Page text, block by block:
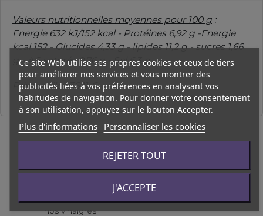
Valeurs nutritionnelles moyennes pour 100 g :
Energie 632 kJ/152 kcal - Protéines 6,92 g -Energie
kcal 152 - Glucides 4,33 g - lipides 11,2 g - sucres 1,66
g - AG saturés 0,76 g - Sel 6,3 g
Prix au Kilo : 36.11 €
VINAIGRE ARTISANAL NATUREL
nos vinaigres.
Ce site Web utilise ses propres cookies et ceux de tiers
pour améliorer nos services et vous montrer des
publicités liées à vos préférences en analysant vos
habitudes de navigation. Pour donner votre consentement
à son utilisation, appuyez sur le bouton Accepter.
Plus d'informations Personnaliser les cookies
REJETER TOUT
J'ACCEPTE